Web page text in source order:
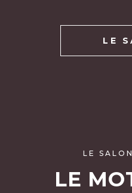
LE
LE
LE